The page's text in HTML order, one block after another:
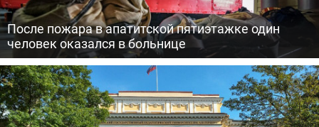
После пожара в апатитской пятиэтажке один
человек оказался в больнице